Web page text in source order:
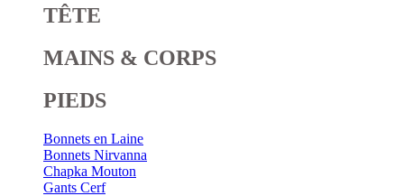
TÊTE
MAINS & CORPS
PIEDS
Bonnets en Laine
Bonnets Nirvanna
Chapka Mouton
Gants Cerf